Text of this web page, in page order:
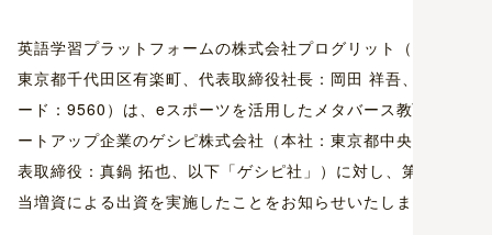
英語学習プラットフォームの株式会社プログリット（本社：
東京都千代田区有楽町、代表取締役社長：岡田 祥吾、証券コ
ード：9560）は、eスポーツを活用したメタバース教育スタ
ートアップ企業のゲシピ株式会社（本社：東京都中央区、代
表取締役：真鍋 拓也、以下「ゲシピ社」）に対し、第三者割
当増資による出資を実施したことをお知らせいたします。